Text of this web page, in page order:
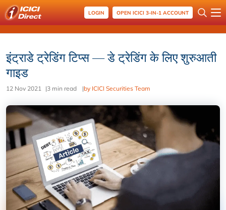
LOGIN OPEN ICICI 3-IN-1 ACCOUNT
इंट्राडे ट्रेडिंग टिप्स — डे ट्रेडिंग के लिए शुरुआती
गाइड
12 Nov 2021 |3 min read |by ICICI Securities Team